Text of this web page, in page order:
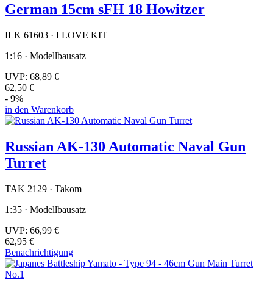
German 15cm sFH 18 Howitzer
ILK 61603 · I LOVE KIT
1:16 · Modellbausatz
UVP: 68,89 €
62,50 €
- 9%
in den Warenkorb
Russian AK-130 Automatic Naval Gun
Turret
TAK 2129 · Takom
1:35 · Modellbausatz
UVP: 66,99 €
62,95 €
Benachrichtigung